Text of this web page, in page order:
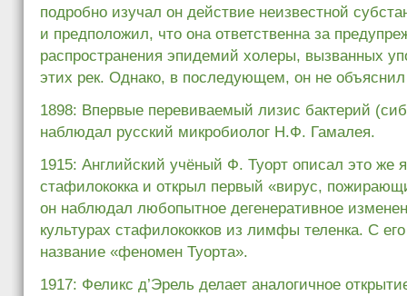
подробно изучал он действие неизвестной
и предположил, что она ответственна за
распространения эпидемий холеры, вызванных
этих рек. Однако, в последующем, он не
1898: Впервые перевиваемый лизис бактерий
наблюдал русский микробиолог Н.Ф. Гамалея.
1915: Английский учёный Ф. Туорт описал это же
стафилококка и открыл первый «вирус,
он наблюдал любопытное дегенеративное
культурах стафилококков из лимфы теленка. С
название «феномен Туорта».
1917: Феликс д’Эрель делает аналогичное